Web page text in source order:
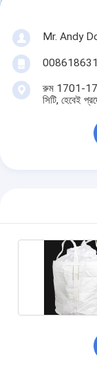
Mr. Andy
রুম 1701-1708,
সিটি, হেবেই